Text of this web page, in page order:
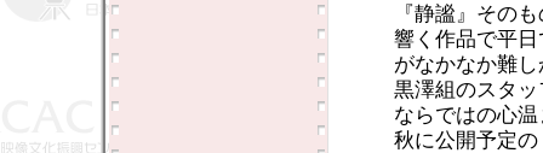
『静謐』その
響く作品で平
がなかなか難
黒澤組のスタ
ならではの心
秋に公開予定